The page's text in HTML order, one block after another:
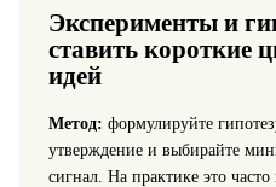
Эксперименты и
ставить короткие
идей
Метод: формулируйте
утверждение и выбирайте
сигнал. На практике это